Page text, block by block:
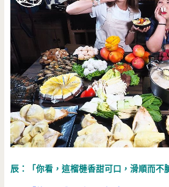
辰：「你看，這榴槤香甜可口，滑順而不